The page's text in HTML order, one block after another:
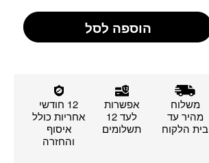
הוספה לסל
משלוח
מהיר עד
בית הלקוח
אפשרות
לעד 12
תשלומים
12 חודשי
אחריות כולל
איסוף
והחזרה